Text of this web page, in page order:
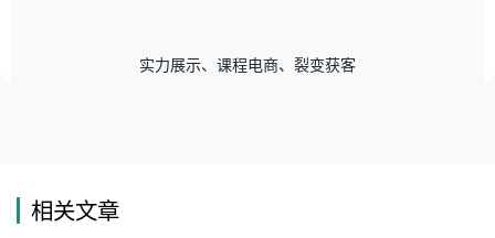
实力展示、课程电商、裂变获客
相关文章